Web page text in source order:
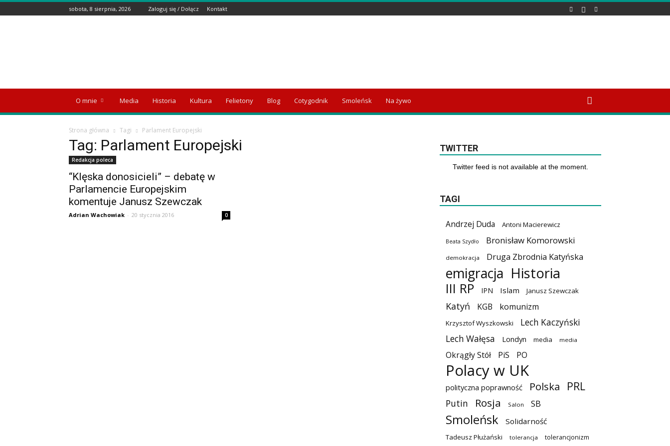
sobota, 8 sierpnia, 2026 Zaloguj się / Dołącz Kontakt
O mnie Media Historia Kultura Felietony Blog Cotygodnik Smoleńsk Na żywo
Strona główna Tagi Parlament Europejski
Tag: Parlament Europejski
Redakcja poleca
“Klęska donosicieli” – debatę w
Parlamencie Europejskim
komentuje Janusz Szewczak
Adrian Wachowiak - 20 stycznia 2016 0
TWITTER
Twitter feed is not available at the moment.
TAGI
Andrzej Duda Antoni Macierewicz
Beata Szydło Bronisław Komorowski
demokracja Druga Zbrodnia Katyńska
emigracja Historia
III RP IPN Islam Janusz Szewczak
Katyń KGB komunizm
Krzysztof Wyszkowski
Lech Kaczyński
Lech Wałęsa
Londyn media media
Okrągły Stół PiS PO
Polacy w UK
polityczna poprawność Polska PRL
Putin Rosja Salon SB
Smoleńsk Solidarność
Tadeusz Płużański tolerancja tolerancjonizm